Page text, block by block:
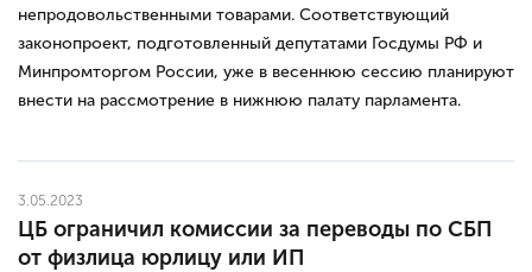
непродовольственными товарами. Соответствующий
законопроект, подготовленный депутатами Госдумы РФ и
Минпромторгом России, уже в весеннюю сессию планируют
внести на рассмотрение в нижнюю палату парламента.
3.05.2023
ЦБ ограничил комиссии за переводы по СБП
от физлица юрлицу или ИП